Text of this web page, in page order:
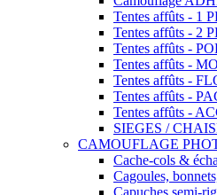
Tentes affûts - 1
Tentes affûts - 2
Tentes affûts -
Tentes affûts -
Tentes affûts -
Tentes affûts -
Tentes affûts -
SIEGES /
CAMOUFLAGE
Cache-cols &
Cagoules,
Capuches semi-